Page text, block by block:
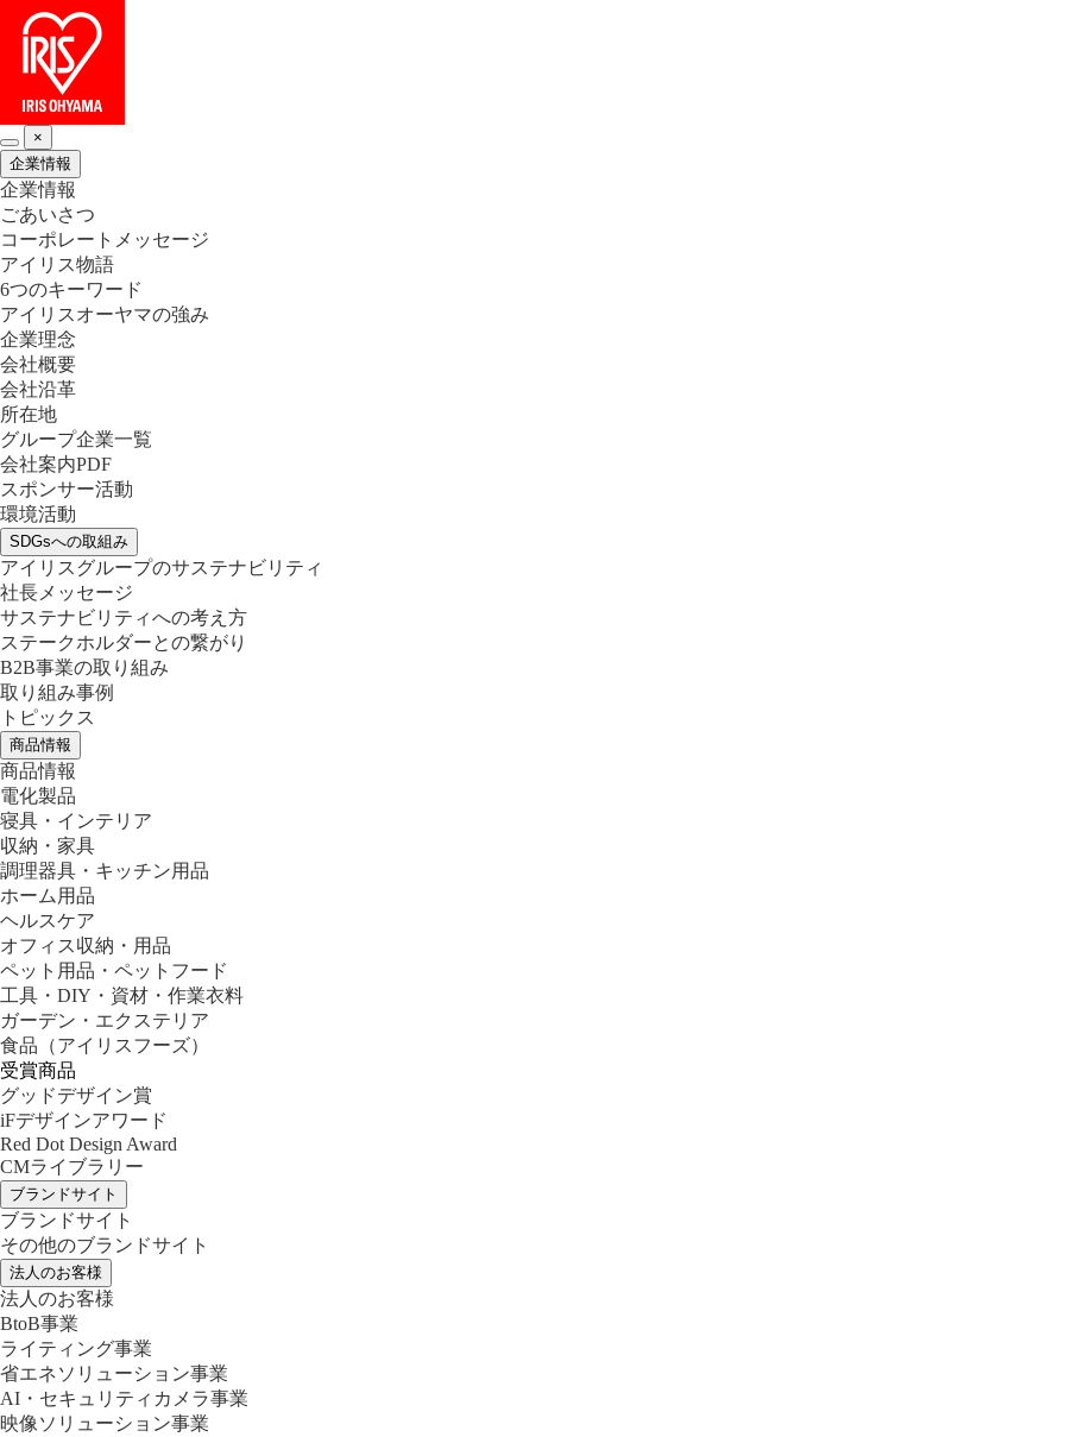
×
企業情報
企業情報
ごあいさつ
コーポレートメッセージ
アイリス物語
6つのキーワード
アイリスオーヤマの強み
企業理念
会社概要
会社沿革
所在地
グループ企業一覧
会社案内PDF
スポンサー活動
環境活動
SDGsへの取組み
アイリスグループのサステナビリティ
社長メッセージ
サステナビリティへの考え方
ステークホルダーとの繋がり
B2B事業の取り組み
取り組み事例
トピックス
商品情報
商品情報
電化製品
寝具・インテリア
収納・家具
調理器具・キッチン用品
ホーム用品
ヘルスケア
オフィス収納・用品
ペット用品・ペットフード
工具・DIY・資材・作業衣料
ガーデン・エクステリア
食品 （アイリスフーズ）
受賞商品
グッドデザイン賞
iFデザインアワード
Red Dot Design Award
CMライブラリー
ブランドサイト
ブランドサイト
その他のブランドサイト
法人のお客様
法人のお客様
BtoB事業
ライティング事業
省エネソリューション事業
AI・セキュリティカメラ事業
映像ソリューション事業